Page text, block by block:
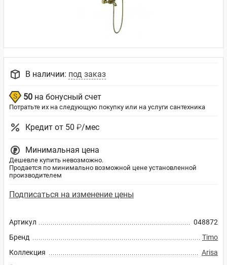
Артикул
048872
Бренд
Timo
Коллекция
Arisa
В наличии: под заказ
50 на бонусный счет
Потратьте их на следующую покупку или на услуги сантехника
Кредит от 50 ₽/мес
Минимальная цена
Дешевле купить невозможно.
Продается по минимально возможной цене установленной
производителем
Подписаться на изменение цены